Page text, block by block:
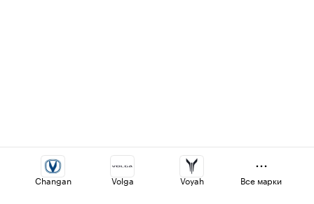
Changan Volga Voyah Все марки